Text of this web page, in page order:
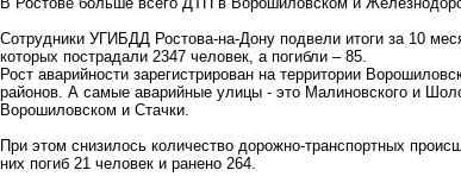
Сотрудники УГИБДД Ростова-на-Дону подвели итоги за 10
которых пострадали 2347 человек, а погибли – 85.
Рост аварийности зарегистрирован на территории
районов. А самые аварийные улицы - это Малиновского и
Ворошиловском и Стачки.
При этом снизилось количество дорожно-транспортных
них погиб 21 человек и ранено 264.